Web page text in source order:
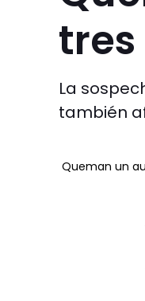
La
también
Queman un